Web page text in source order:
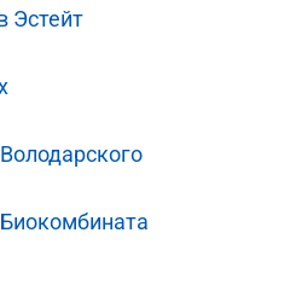
Эстейт